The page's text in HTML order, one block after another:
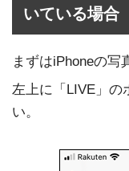
いている場合
まずはiPhoneの写
左上に「LIVE」の
い。